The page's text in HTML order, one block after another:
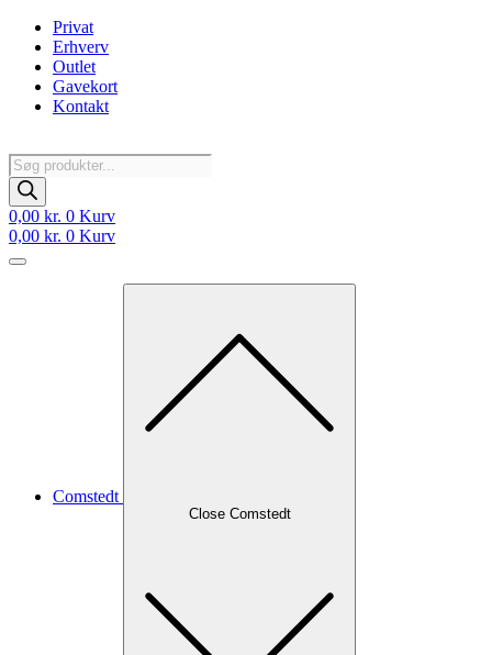
Videre
indhold
Privat
Erhverv
Outlet
Gavekort
Kontakt
Products
search
0,00 kr. 0 Kurv
0,00 kr. 0 Kurv
Comstedt
Close Comstedt